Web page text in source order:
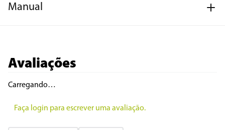
Manual
Avaliações
Carregando…
Faça login para escrever uma avaliação.